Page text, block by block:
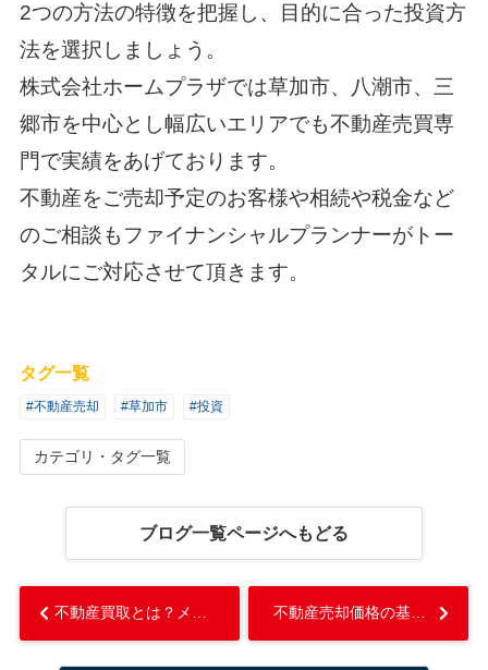
2つの方法の特徴を把握し、目的に合った投資方
法を選択しましょう。
株式会社ホームプラザでは草加市、八潮市、三
郷市を中心とし幅広いエリアでも不動産売買専
門で実績をあげております。
不動産をご売却予定のお客様や相続や税金など
のご相談もファイナンシャルプランナーがトー
タルにご対応させて頂きます。
タグ一覧
#不動産売却 #草加市 #投資
カテゴリ・タグ一覧
ブログ一覧ページへもどる
不動産買取とは？メリットとデメリットや仲介との違いをご紹介！... 不動産売却価格の基準となる固定資産税評価額とは？...